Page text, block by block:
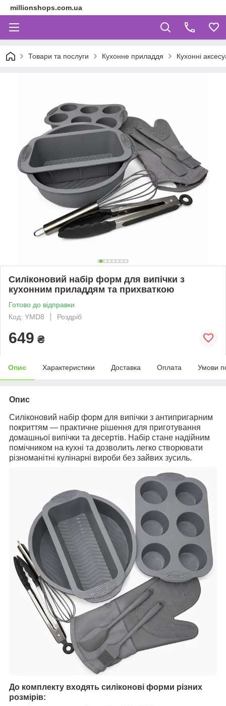
millionshops.com.ua
Товари та послуги Кухонне приладдя Кухонні
Силіконовий набір форм для випічки з
кухонним приладдям та прихваткою
Готово до відправки
Код: YMD8
Роздріб
649 ₴
Опис Характеристики Доставка Оплата Умови
Опис
Силіконовий набір форм для випічки з антипригарним
покриттям — практичне рішення для приготування
домашньої випічки та десертів. Набір стане надійним
помічником на кухні та дозволить легко створювати
різноманітні кулінарні вироби без зайвих зусиль.
До комплекту входять силіконові форми різних
розмірів: